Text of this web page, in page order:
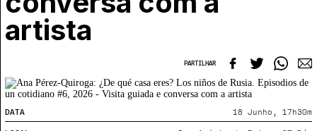
Submeter Eventos
Publicações
Projecto e Equipa
Estatuto Editorial
Contactar
Coffeelabs Cursos curtos
— apoia o Coffeepaste e ajuda-nos a chegar mais longe.
artista
PARTILHAR
DATA 18 Junho, 17h30m